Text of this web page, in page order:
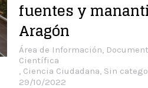
fuentes y
Aragón
Área de Información,
Científica
, Ciencia Ciudadana, Sin
29/10/2022